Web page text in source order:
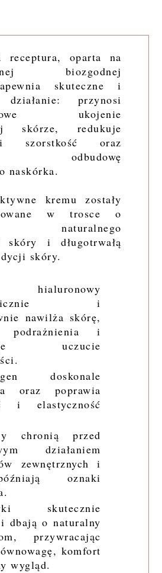
receptura, oparta na
biozgodnej
skuteczne i
działanie: przynosi
ukojenie
skórze, redukuje
szorstkość oraz
odbudowę
naskórka.
kremu zostały
w trosce o
naturalnego
skóry i długotrwałą
skóry.
hialuronowy
i
nawilża skórę,
podrażnienia i
uczucie
doskonale
oraz poprawia
i elastyczność
chronią przed
działaniem
zewnętrznych i
oznaki
skutecznie
dbają o naturalny
przywracając
komfort
wygląd.